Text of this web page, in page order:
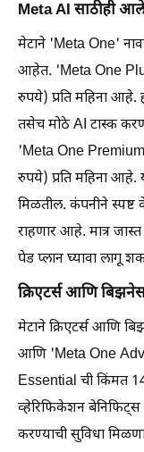
Meta AI साठीही
मेटाने 'Meta One'
आहेत. 'Meta One
रुपये) प्रति महिना
तसेच मोठे AI टास्क
'Meta One
रुपये) प्रति महिना आहे.
मिळतील. कंपनीने
राहणार आहे. मात्र
पेड प्लान घ्यावा लागू
क्रिएटर्स आणि
मेटाने क्रिएटर्स आणि
आणि 'Meta One
Essential ची किंमत
व्हेरिफिकेशन बेनिफिट्स
करण्याची सुविधा